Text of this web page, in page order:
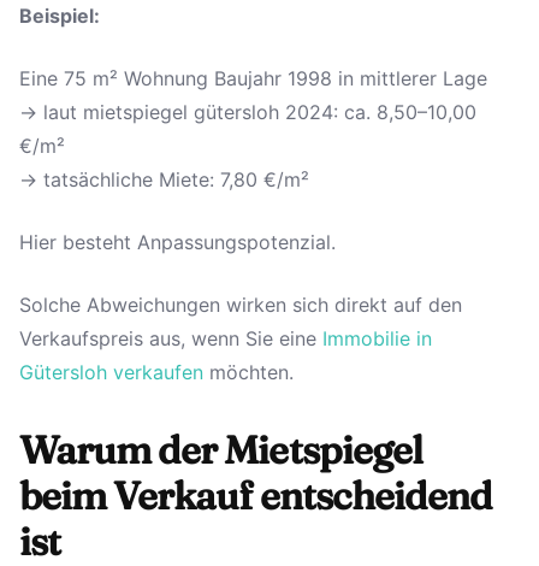
Beispiel:
Eine 75 m² Wohnung Baujahr 1998 in mittlerer Lage
→ laut mietspiegel gütersloh 2024: ca. 8,50–10,00
€/m²
→ tatsächliche Miete: 7,80 €/m²
Hier besteht Anpassungspotenzial.
Solche Abweichungen wirken sich direkt auf den
Verkaufspreis aus, wenn Sie eine Immobilie in
Gütersloh verkaufen möchten.
Warum der Mietspiegel
beim Verkauf entscheidend
ist